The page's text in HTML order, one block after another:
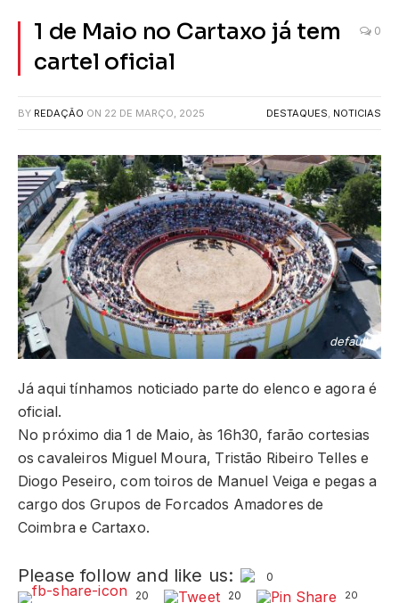
1 de Maio no Cartaxo já tem
cartel oficial
0
BY REDAÇÃO ON 22 DE MARÇO, 2025 DESTAQUES, NOTICIAS
default
Já aqui tínhamos noticiado parte do elenco e agora é
oficial.
No próximo dia 1 de Maio, às 16h30, farão cortesias
os cavaleiros Miguel Moura, Tristão Ribeiro Telles e
Diogo Peseiro, com toiros de Manuel Veiga e pegas a
cargo dos Grupos de Forcados Amadores de
Coimbra e Cartaxo.
Please follow and like us:
0
20
20 20